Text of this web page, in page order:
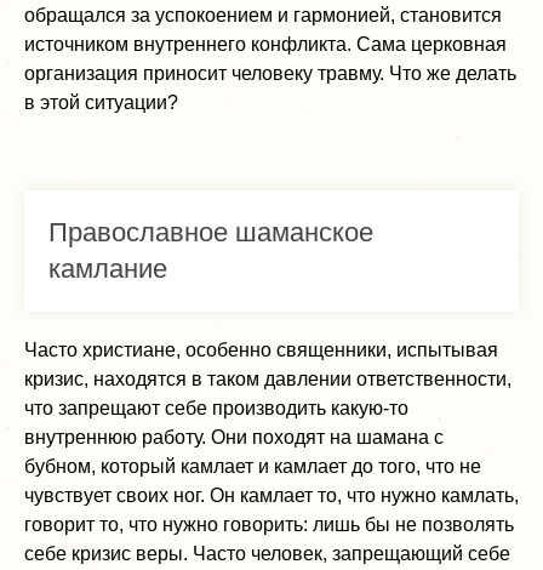
обращался за успокоением и гармонией, становится
источником внутреннего конфликта. Сама церковная
организация приносит человеку травму. Что же делать
в этой ситуации?
Православное шаманское
камлание
Часто христиане, особенно священники, испытывая
кризис, находятся в таком давлении ответственности,
что запрещают себе производить какую-то
внутреннюю работу. Они походят на шамана с
бубном, который камлает и камлает до того, что не
чувствует своих ног. Он камлает то, что нужно камлать,
говорит то, что нужно говорить: лишь бы не позволять
себе кризис веры. Часто человек, запрещающий себе